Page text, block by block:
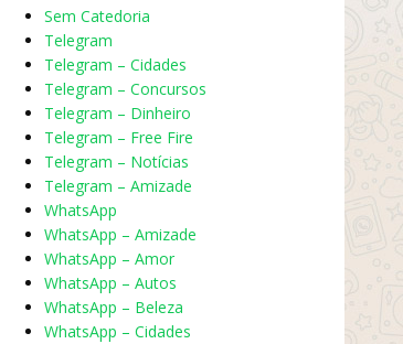
Sem Catedoria
Telegram
Telegram – Cidades
Telegram – Concursos
Telegram – Dinheiro
Telegram – Free Fire
Telegram – Notícias
Telegram – Amizade
WhatsApp
WhatsApp – Amizade
WhatsApp – Amor
WhatsApp – Autos
WhatsApp – Beleza
WhatsApp – Cidades